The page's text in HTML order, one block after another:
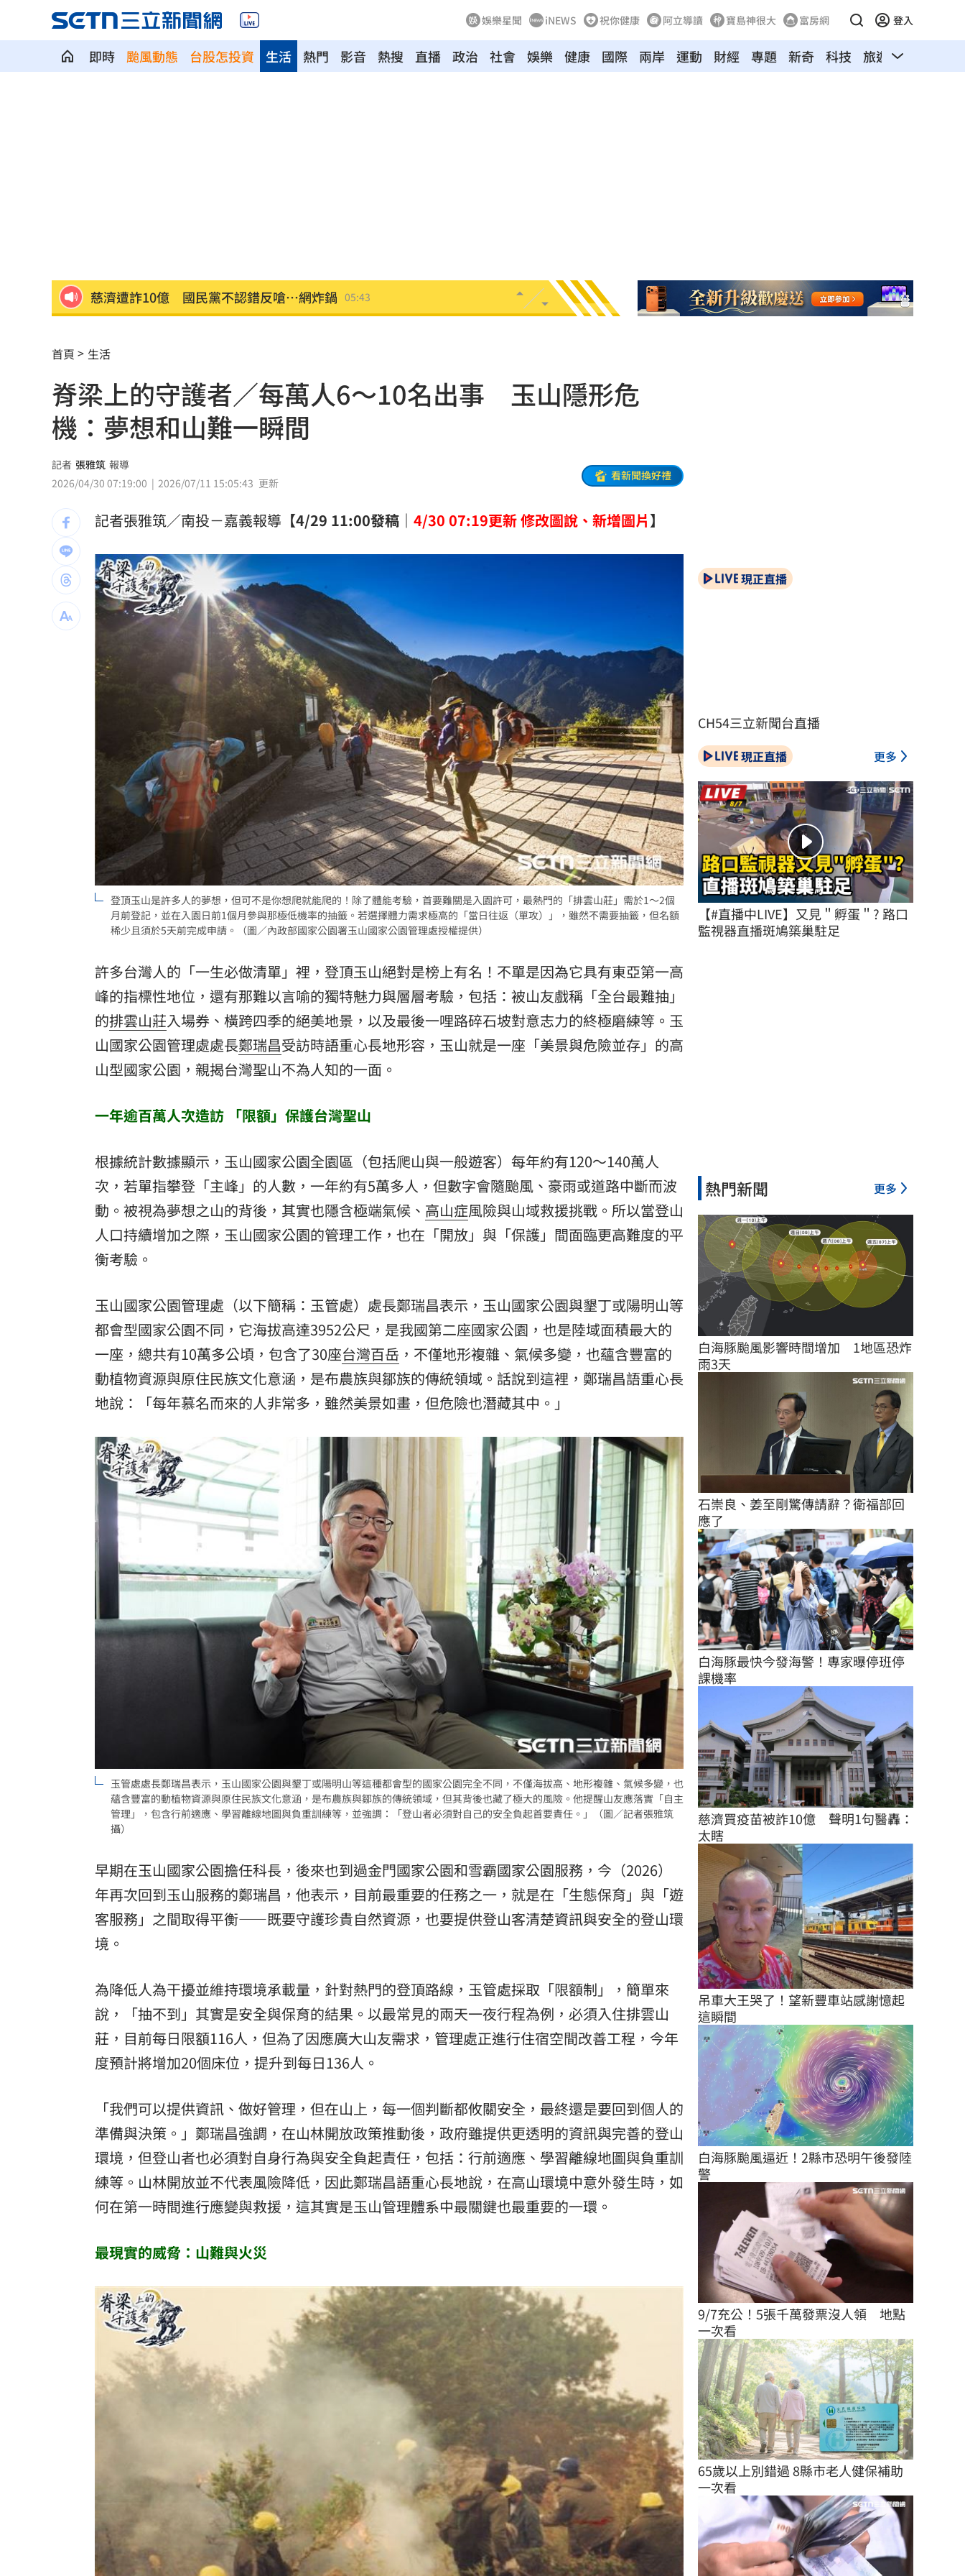
娛樂星聞 iNEWS 祝你健康 阿立導讀 寶島神很大 富房網 登入
即時 颱風動態 台股怎投資 熱門 影音 熱搜 直播 政治 社會 娛樂
生活 健康 國際 兩岸 運動 財經 專題 新奇 科技 旅遊 汽車
慈濟遭詐10億 國民黨不認錯反嗆⋯網炸鍋 05:43
美通過制裁案！川普可課俄國商品500%關稅
日本銀髮族瘋工作 逾4成想做到80歲 05:05
解散統促黨？他曝翁曉玲一招：恐白忙一場
疫苗真相！蔣萬安嗆一句 謝金河痛心發聲
股災這8檔規模逆勢創高 它最猛成長逾10%
爆掛表妹當小三！表姊擅貼IG下場慘了 04:17
半導體與綠能雙箭頭！ 「它」霸氣狂賺
華許9月升息？ING：匯市在他與戰爭間拉鋸 03:10
老後離婚財產怎麼分？ 丈夫退休金拒分
「這餐飲集團」擺脫陰霾！上半年營收創高 03:06
賓士S500擋浩劫！車主這話暖哭全網 01:53
台股暴跌誰最能扛 高含金這幾檔繳正報酬 01:45
Q2獲利年增221% 愛普*EPS衝4.18元！ 01:20
台灣彩券開獎直播中 20:31
LIVE三立+24小時直播 15:27
三立iNEWS新聞台線上直播 18:00
商場戰國來臨 台中「頂奢大道」逐漸成形
台彩父親節推新刮刮樂千萬頭獎超「爸」氣 12:00
8國球員齊聚高雄 Formosa 7s掀足球熱潮 10:00
理想混蛋號召粉絲跨海追星吃美食！ 18:15
首頁 生活
脊梁上的守護者／每萬人6～10名出事 玉山隱形危
機：夢想和山難一瞬間
記者 張雅筑 報導
2026/04/30 07:19:00
2026/07/11 15:05:43 更新
看新聞換好禮
記者張雅筑／南投－嘉義報導 【4/29 11:00發稿｜ 4/30 07:19更新 修改圖說、新增圖片】
登頂玉山是許多人的夢想，但可不是你想爬就能爬的！除了體能考驗，首要難關是入園許可，最熱門的「排雲山莊」需於1～2個
月前登記，並在入園日前1個月參與那極低機率的抽籤。若選擇體力需求極高的「當日往返（單攻）」，雖然不需要抽籤，但名額
稀少且須於5天前完成申請。（圖／內政部國家公園署玉山國家公園管理處授權提供）
許多台灣人的「一生必做清單」裡，登頂玉山絕對是榜上有名！不單是因為它具有東亞第一高
峰的指標性地位，還有那難以言喻的獨特魅力與層層考驗，包括：被山友戲稱「全台最難抽」
的排雲山莊入場券、橫跨四季的絕美地景，以及最後一哩路碎石坡對意志力的終極磨練等。 玉
山國家公園管理處處長鄭瑞昌受訪時語重心長地形容，玉山就是一座「美景與危險並存」的高
山型國家公園，親揭台灣聖山不為人知的一面。
一年逾百萬人次造訪 「限額」保護台灣聖山
根據統計數據顯示，玉山國家公園全園區（包括爬山與一般遊客）每年約有120～140萬人
次，若單指攀登「主峰」的人數，一年約有5萬多人，但數字會隨颱風、豪雨或道路中斷而波
動。被視為夢想之山的背後，其實也隱含極端氣候、 高山症風險與山域救援挑戰。所以當登山
人口持續增加之際，玉山國家公園的管理工作，也在「開放」與「保護」間面臨更高難度的平
衡考驗。
玉山國家公園管理處（以下簡稱：玉管處）處長鄭瑞昌表示，玉山國家公園與墾丁或陽明山等
都會型國家公園不同，它海拔高達3952公尺，是我國第二座國家公園，也是陸域面積最大的
一座，總共有10萬多公頃，包含了30座台灣百岳 ，不僅地形複雜、氣候多變，也蘊含豐富的
動植物資源與原住民族文化意涵，是布農族與鄒族的傳統領域。話說到這裡，鄭瑞昌語重心長
地說：「每年慕名而來的人非常多，雖然美景如畫，但危險也潛藏其中。」
玉管處處長鄭瑞昌表示，玉山國家公園與墾丁或陽明山等這種都會型的國家公園完全不同，不僅海拔高、地形複雜、氣候多變，也
蘊含豐富的動植物資源與原住民族文化意涵，是布農族與鄒族的傳統領域，但其背後也藏了極大的風險。他提醒山友應落實「自主
管理」，包含行前適應、學習離線地圖與負重訓練等，並強調：「登山者必須對自己的安全負起首要責任。」（圖／記者張雅筑
攝）
早期在玉山國家公園擔任科長，後來也到過金門國家公園和雪霸國家公園服務，今（2026）
年再次回到玉山服務的鄭瑞昌，他表示，目前最重要的任務之一，就是在「生態保育」與「遊
客服務」之間取得平衡——既要守護珍貴自然資源，也要提供登山客清楚資訊與安全的登山環
境。
為降低人為干擾並維持環境承載量，針對熱門的登頂路線，玉管處採取「限額制」，簡單來
說，「抽不到」其實是安全與保育的結果。以最常見的兩天一夜行程為例，必須入住排雲山
莊，目前每日限額116人，但為了因應廣大山友需求，管理處正進行住宿空間改善工程，今年
度預計將增加20個床位，提升到每日136人。
「我們可以提供資訊、做好管理，但在山上，每一個判斷都攸關安全，最終還是要回到個人的
準備與決策。」鄭瑞昌強調，在山林開放政策推動後，政府雖提供更透明的資訊與完善的登山
環境，但登山者也必須對自身行為與安全負起責任，包括：行前適應、學習離線地圖與負重訓
練等。山林開放並不代表風險降低，因此鄭瑞昌語重心長地說，在高山環境中意外發生時，如
何在第一時間進行應變與救援，這其實是玉山管理體系中最關鍵也最重要的一環。
最現實的威脅：山難與火災
現正直播
CH54三立新聞台直播
現正直播 更多
【#直播中LIVE】又見＂孵蛋＂? 路口
監視器直播斑鳩築巢駐足
熱門新聞 更多
白海豚颱風影響時間增加　1地區恐炸
雨3天
石崇良、姜至剛驚傳請辭？衛福部回
應了
白海豚最快今發海警！專家曝停班停
課機率
慈濟買疫苗被詐10億　聲明1句醫轟：
太瞎
吊車大王哭了！望新豐車站感謝憶起
這瞬間
白海豚颱風逼近！2縣市恐明午後發陸
警
9/7充公！5張千萬發票沒人領　地點
一次看
65歲以上別錯過 8縣市老人健保補助
一次看